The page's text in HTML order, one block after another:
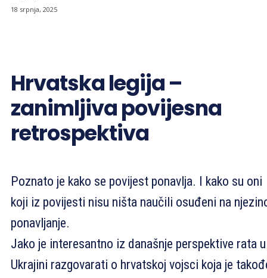
18 srpnja, 2025
Hrvatska legija –
zanimljiva povijesna
retrospektiva
Poznato je kako se povijest ponavlja. I kako su oni
koji iz povijesti nisu ništa naučili osuđeni na
ponavljanje.
Jako je interesantno iz današnje perspektive rata u
Ukrajini razgovarati o hrvatskoj vojsci koja je